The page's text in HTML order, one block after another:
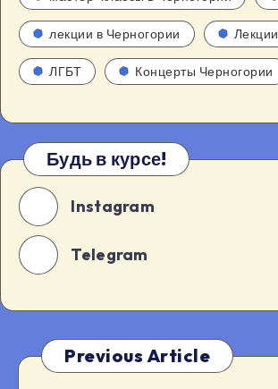
лекции в Черногории Лекции
ЛГБТ Концерты Черногории
Будь в курсе!
Instagram
Telegram
Previous Article